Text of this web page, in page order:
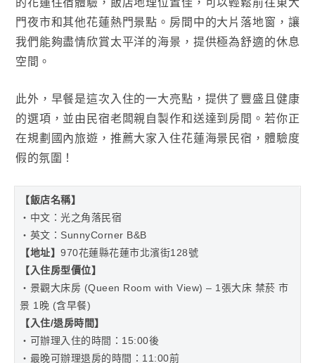
的花蓮住宿體驗，飯店地理位置佳，可以輕鬆前往東大
門夜市和其他花蓮熱門景點。房間中的大片落地窗，讓
我們能夠盡情欣賞太平洋的海景，提供極為舒適的休息
空間。
此外，早餐是這次入住的一大亮點，提供了豐盛且健康
的選項，並由民宿老闆親自製作和送達到房間。若你正
在規劃國內旅遊，推薦大家入住花蓮海景民宿，體驗度
假的氛圍！
【飯店名稱】
・中文：光之角落民宿
・英文：SunnyCorner B&B
【地址】 970花蓮縣花蓮市北濱街128號
【入住房型價位】
・景觀大床房 (Queen Room with View) – 1張大床 禁菸 市
景 1晚 (含早餐)
【入住/退房時間】
・可辦理入住的時間：15:00後
・最晚可辦理退房的時間：11:00前